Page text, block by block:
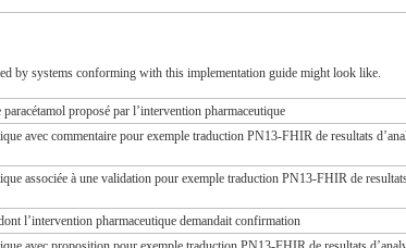
by systems conforming with this implementation guide might look like.
proposé par l’intervention pharmaceutique
avec commentaire pour exemple traduction PN13-FHIR de resultats
associée à une validation pour exemple traduction PN13-FHIR de
l’intervention pharmaceutique demandait confirmation